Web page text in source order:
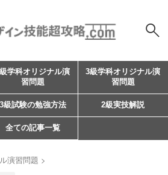
学科オリジナル演
習問題
3級学科オリジナル演
習問題
3級試験の勉強方法 2級実技解説
全ての記事一覧
演習問題 >